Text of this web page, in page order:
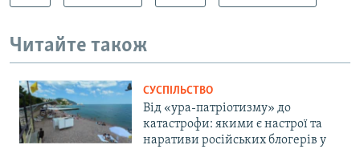
Читайте також
СУСПІЛЬСТВО
Від «ура-патріотизму» до
катастрофи: якими є настрої та
наративи російських блогерів у